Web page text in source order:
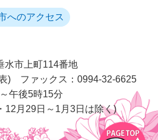
へのアクセス
水市上町114番地
)
ファックス：0994-32-6625
午後5時15分
12月29日～1月3日は除く)